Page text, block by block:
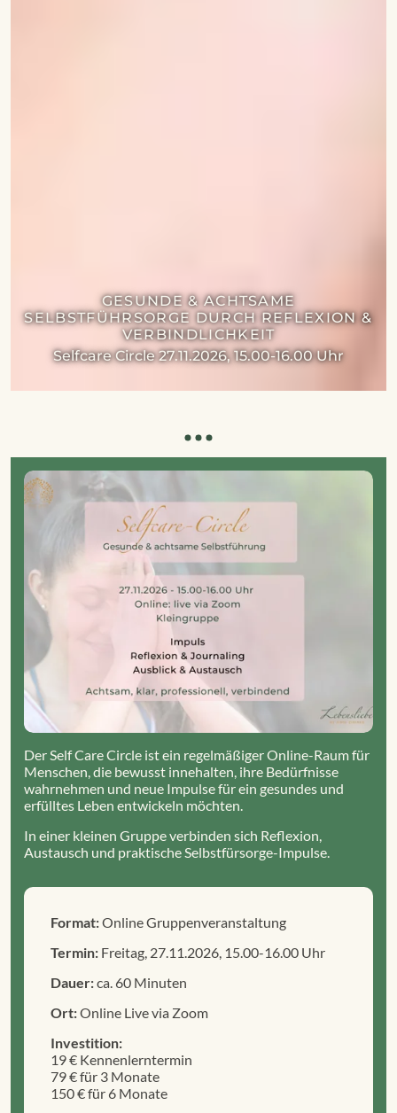
GESUNDE & ACHTSAME
SELBSTFÜHRSORGE DURCH REFLEXION &
VERBINDLICHKEIT
Selfcare Circle 27.11.2026, 15.00-16.00 Uhr
Der Self Care Circle ist ein regelmäßiger Online-Raum für
Menschen, die bewusst innehalten, ihre Bedürfnisse
wahrnehmen und neue Impulse für ein gesundes und
erfülltes Leben entwickeln möchten.
In einer kleinen Gruppe verbinden sich Reflexion,
Austausch und praktische Selbstfürsorge-Impulse.
Format:Online Gruppenveranstaltung
Termin: Freitag, 27.11.2026, 15.00-16.00 Uhr
Dauer:ca. 60 Minuten
Ort:Online Live via Zoom
Investition:
19 € Kennenlerntermin
79 € für 3 Monate
150 € für 6 Monate